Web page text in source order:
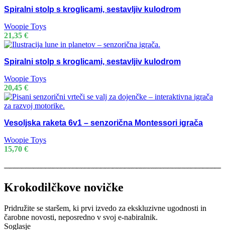
Spiralni stolp s kroglicami, sestavljiv kulodrom
Woopie Toys
21,35 €
Spiralni stolp s kroglicami, sestavljiv kulodrom
Woopie Toys
20,45 €
Vesoljska raketa 6v1 – senzorična Montessori igrača
Woopie Toys
15,70 €
Krokodilčkove novičke
Pridružite se staršem, ki prvi izvedo za ekskluzivne ugodnosti in
čarobne novosti, neposredno v svoj e-nabiralnik.
Soglasje